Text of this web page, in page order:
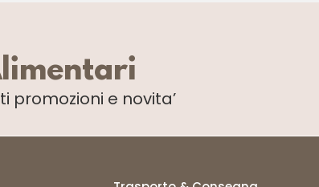
promozioni e novita’